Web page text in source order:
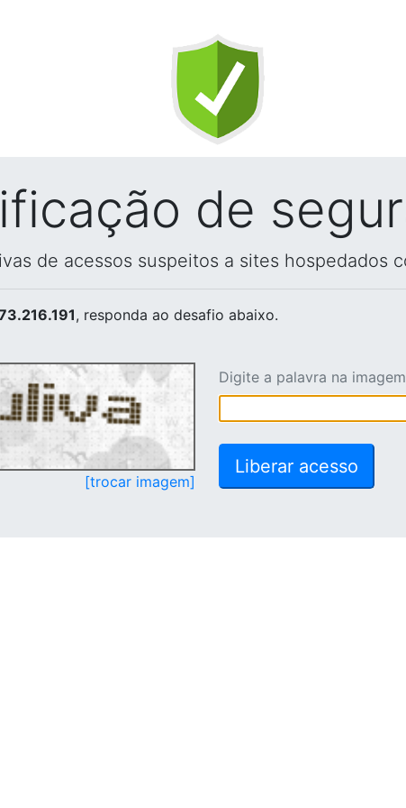
de
de acessos suspeitos a sites hospedados
, responda ao desafio abaixo.
[trocar imagem]
Digite a palavra na